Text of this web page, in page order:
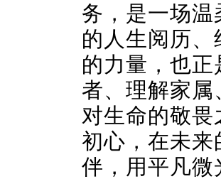
务，是一场
的人生阅历
的力量，也
者、理解家
对生命的敬
初心，在未
伴，用平凡